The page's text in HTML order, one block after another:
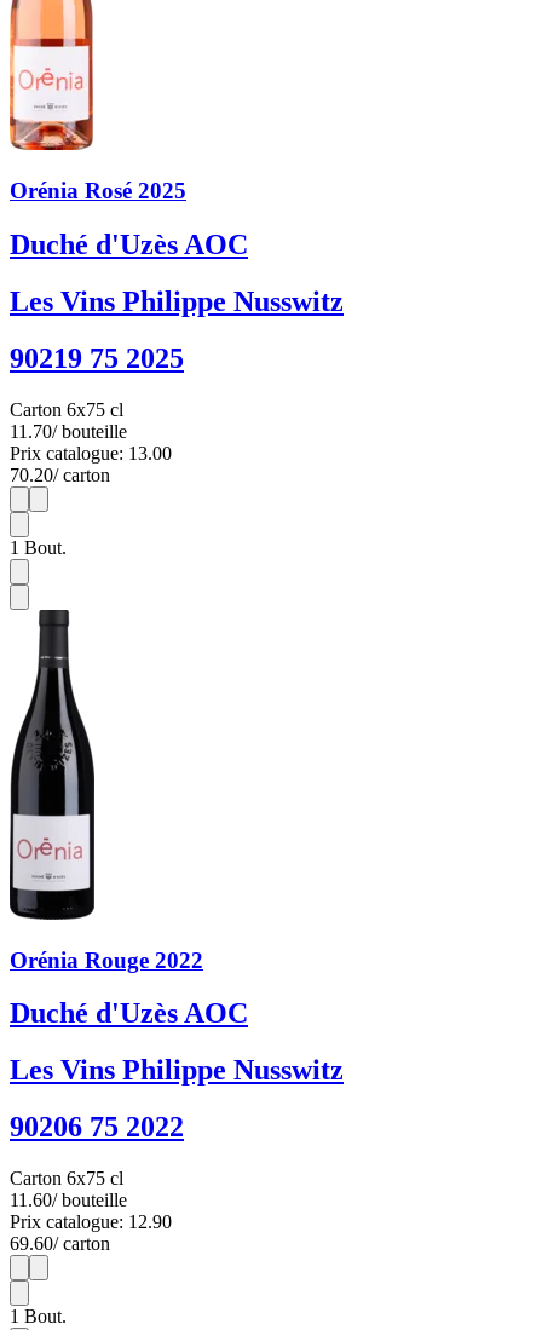
Orénia Rosé 2025
Duché d'Uzès AOC
Les Vins Philippe Nusswitz
90219 75 2025
Carton 6x75 cl
11.70/ bouteille
Prix catalogue: 13.00
70.20/ carton
1
1 Bout.
Orénia Rouge 2022
Duché d'Uzès AOC
Les Vins Philippe Nusswitz
90206 75 2022
Carton 6x75 cl
11.60/ bouteille
Prix catalogue: 12.90
69.60/ carton
1
1 Bout.